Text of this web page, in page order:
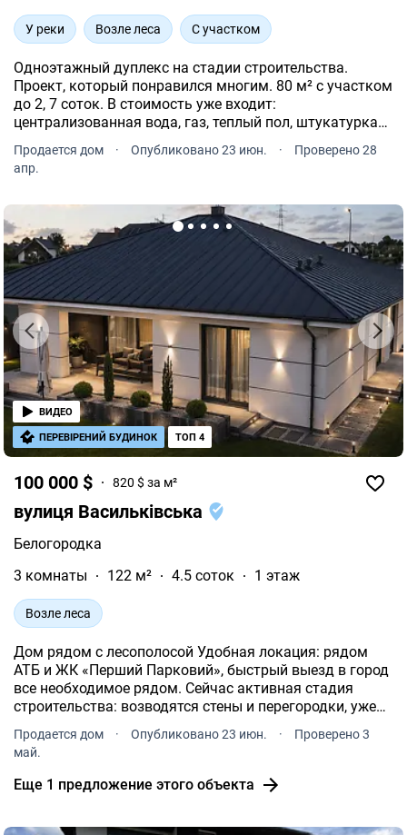
У реки Возле леса С участком
Одноэтажный дуплекс на стадии строительства.
Проект, который понравился многим. 80 м² с участком
до 2, 7 соток. В стоимость уже входит:
централизованная вода, газ, теплый пол, штукатурка
всего 15 км до Киева и три выезда в город.
Продается дом · Опубликовано 23 июн. ·
Проверено 28
апр.
100 000 $ 820 $ за м²
вулиця Васильківська
Белогородка
3 комнаты
122 м² 4.5 соток 1 этаж
Возле леса
Дом рядом с лесополосой Удобная локация: рядом
АТБ и ЖК «Перший Парковий», быстрый выезд в город
все необходимое рядом. Сейчас активная стадия
строительства: возводятся стены и перегородки, уже
продолжаются ежедневно дома уверенно набирают
форму.
Продается дом · Опубликовано 23 июн. ·
Проверено 3
май.
Еще 1 предложение этого объекта
ВИДЕО
ПЕРЕВІРЕНИЙ БУДИНОК ТОП 4